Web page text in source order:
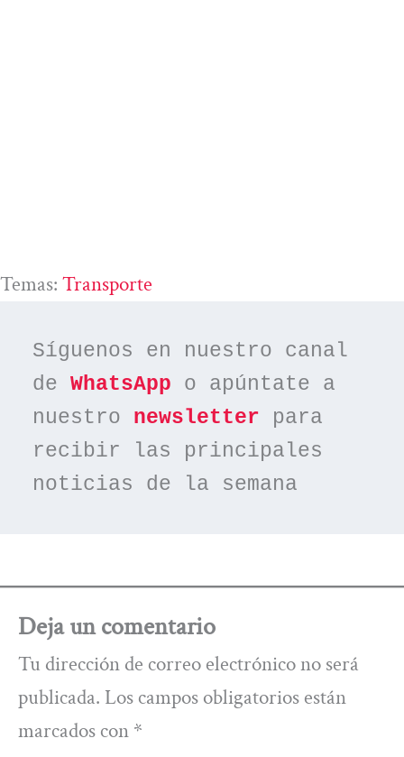
Temas: Transporte
Síguenos en nuestro canal
de WhatsApp o apúntate a
nuestro newsletter para
recibir las principales
noticias de la semana
Deja un comentario
Tu dirección de correo electrónico no será
publicada. Los campos obligatorios están
marcados con *